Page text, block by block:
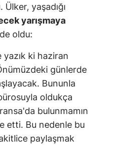
Ülker, yaşadığı
yarışmaya
oldu:
ki haziran
günlerde
Bununla
oldukça
bulunmamın
etti. Bu nedenle bu
paylaşmak